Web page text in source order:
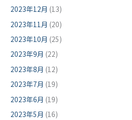
2023年12月 (13)
2023年11月 (20)
2023年10月 (25)
2023年9月 (22)
2023年8月 (12)
2023年7月 (19)
2023年6月 (19)
2023年5月 (16)